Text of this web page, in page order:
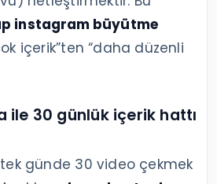
instagram büyütme
içerik”ten “daha düzenli
ile 30 günlük içerik hattı
günde 30 video çekmek